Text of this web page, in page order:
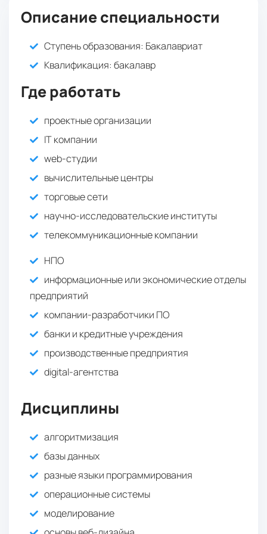
Основы прикладной информатики: 40
Основы автоматизации: 40 баллов
Описание специальности
Ступень образования: Бакалавриат
Квалификация: бакалавр
Где работать
проектные организации
IT компании
web-студии
вычислительные центры
торговые сети
научно-исследовательские институты
телекоммуникационные компании
НПО
информационные или экономические отделы
предприятий
компании-разработчики ПО
банки и кредитные учреждения
производственные предприятия
digital-агентства
Дисциплины
алгоритмизация
базы данных
разные языки программирования
операционные системы
моделирование